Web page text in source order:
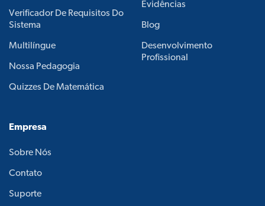
Verificador De Requisitos Do
Sistema
Multilíngue
Nossa Pedagogia
Quizzes De Matemática
Evidências
Blog
Desenvolvimento
Profissional
Empresa
Sobre Nós
Contato
Suporte